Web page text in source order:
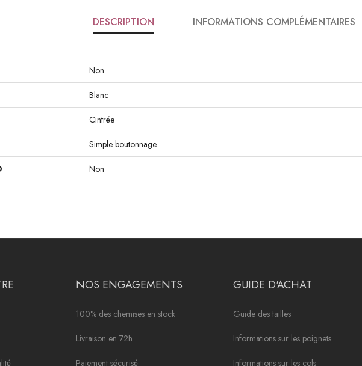
DESCRIPTION INFORMATIONS COMPLÉMENTAIRES
Non
Blanc
Cintrée
Simple boutonnage
Non
NOS ENGAGEMENTS
100% des chemises en stock
Livraison en 72h
Paiement sécurisé
GUIDE D'ACHAT
Guide des tailles
Informations sur les poignets
Informations sur les cols